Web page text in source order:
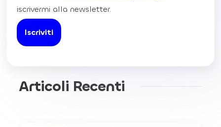
iscrivermi alla newsletter.
Articoli Recenti